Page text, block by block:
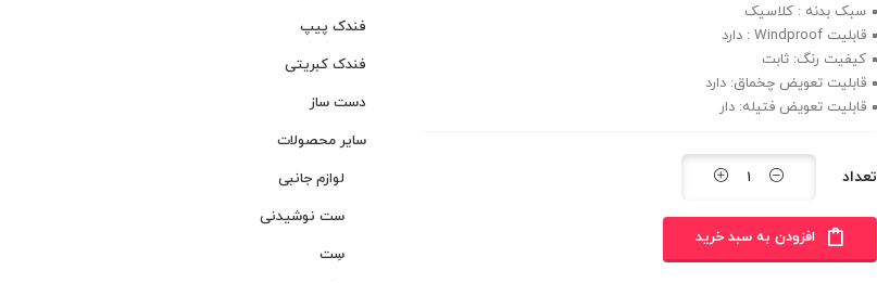
سبک بدنه : کلاسیک
قابلیت Windproof : دارد
کیفیت رنگ: ثابت
قابلیت تعویض چخماق: دارد
قابلیت تعویض فتیله: دار
تعداد
افزودن به سبد خرید
فندک پیپ
فندک کبریتی
دست ساز
سایر محصولات
لوازم جانبی
ست نوشیدنی
سِت